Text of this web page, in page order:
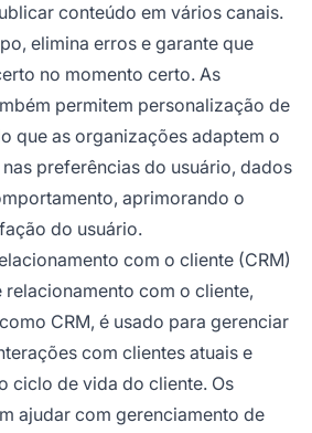
conteúdo em vários canais.
elimina erros e garante que
no momento certo. As
permitem personalização de
que as organizações adaptem o
preferências do usuário, dados
aprimorando o
do usuário.
com o cliente (CRM)
relacionamento com o cliente,
CRM, é usado para gerenciar
com clientes atuais e
ciclo de vida do cliente. Os
ajudar com gerenciamento de